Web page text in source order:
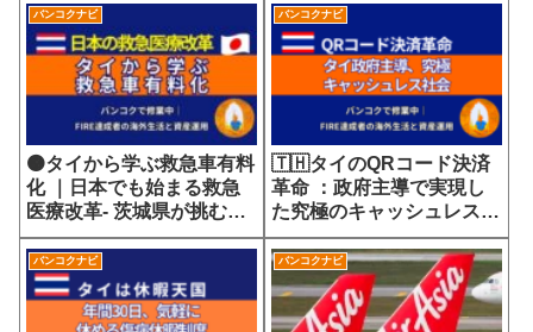
バンコクナビ
🟠タイから学ぶ救急車有料
化 ｜日本でも始まる救急
医療改革- 茨城県が挑む
7700円の選定療養費が示
す医療サービスの未来
バンコクナビ
🇹🇭タイのQRコード決済
革命 ：政府主導で実現し
た究極のキャッシュレス社
会
バンコクナビ バンコクナビ